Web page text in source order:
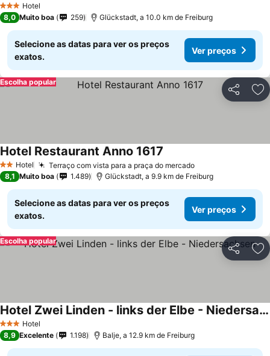
3 EstrelasHotel
8,0 Muito boa 259 Glückstadt, a 10.0 km de Freiburg
Selecione as datas para ver os preços
exatos.
Ver preços
Partilhar
Escolha popular
2 Estrelas
Hotel Terraço com vista para a praça do mercado
Hotel Restaurant Anno 1617
8,1 Muito boa 1.489 Glückstadt, a 9.9 km de Freiburg
Selecione as datas para ver os preços
exatos.
Ver preços
Partilhar
Escolha popular
3 EstrelasHotel
Hotel Zwei Linden - links der Elbe - Niedersachsen
8,9 Excelente 1.198 Balje, a 12.9 km de Freiburg